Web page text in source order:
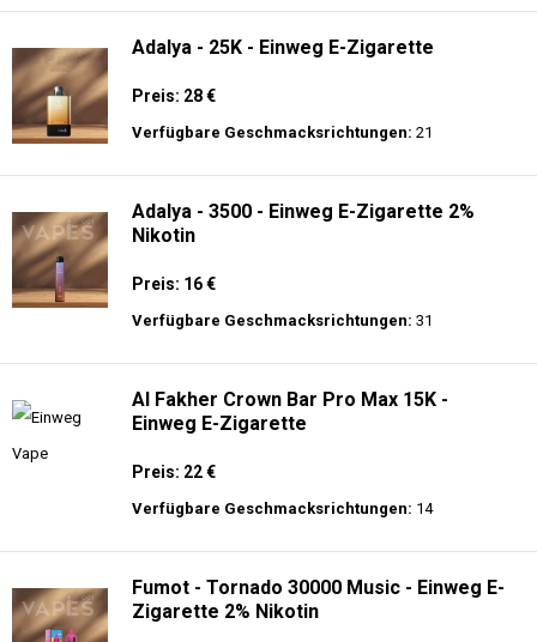
Adalya - 25K - Einweg E-Zigarette
Preis: 28 €
Verfügbare Geschmacksrichtungen: 21
Adalya - 3500 - Einweg E-Zigarette 2%
Nikotin
Preis: 16 €
Verfügbare Geschmacksrichtungen: 31
Al Fakher Crown Bar Pro Max 15K -
Einweg E-Zigarette
Preis: 22 €
Verfügbare Geschmacksrichtungen: 14
Fumot - Tornado 30000 Music - Einweg E-
Zigarette 2% Nikotin